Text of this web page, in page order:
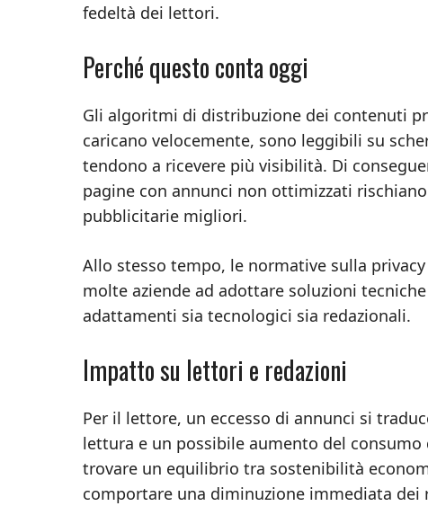
fedeltà dei lettori.
Perché questo conta oggi
Gli algoritmi di distribuzione dei contenuti
caricano velocemente, sono leggibili su
tendono a ricevere più visibilità. Di
pagine con annunci non ottimizzati
pubblicitarie migliori.
Allo stesso tempo, le normative sulla
molte aziende ad adottare soluzioni
adattamenti sia tecnologici sia redazionali.
Impatto su lettori e redazioni
Per il lettore, un eccesso di annunci si
lettura e un possibile aumento del
trovare un equilibrio tra sostenibilità
comportare una diminuzione immediata dei